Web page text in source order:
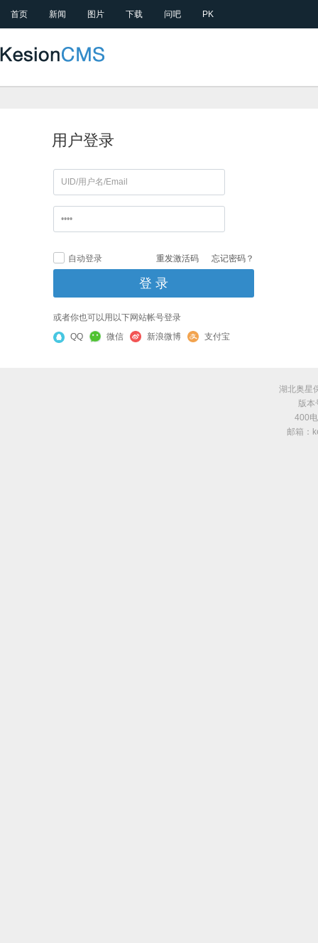
首页 新闻 图片 下载 问吧 PK
用户登录
自动登录 忘记密码？
重发激活码
或者你也可以用以下网站帐号登录
QQ
微信 新浪微博 支付宝
湖北奥星
版
400
邮箱：